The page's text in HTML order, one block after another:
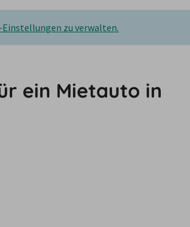
Einstellungen zu verwalten.
ein Mietauto in